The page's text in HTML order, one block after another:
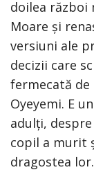
doilea război
Moare și
versiuni ale
decizii care
fermecată de
Oyeyemi. E
adulți,
copil a murit
dragostea